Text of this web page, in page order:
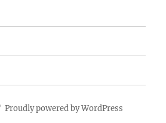
Proudly powered by WordPress